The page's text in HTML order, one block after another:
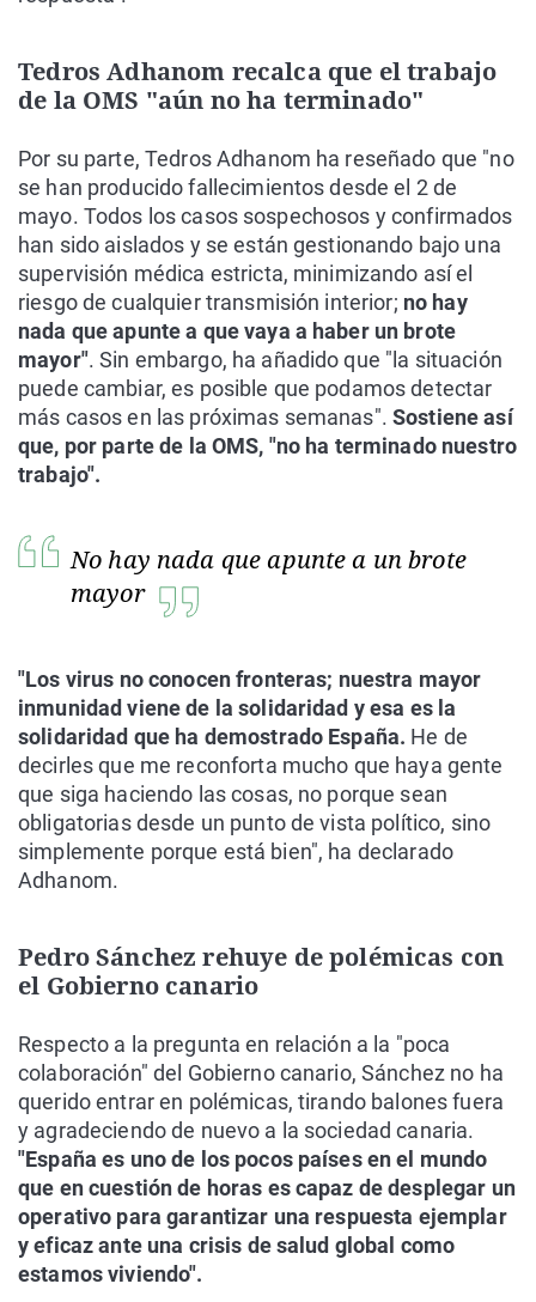
Tedros Adhanom recalca que el trabajo
de la OMS "aún no ha terminado"
Por su parte, Tedros Adhanom ha reseñado que "no
se han producido fallecimientos desde el 2 de
mayo. Todos los casos sospechosos y confirmados
han sido aislados y se están gestionando bajo una
supervisión médica estricta, minimizando así el
riesgo de cualquier transmisión interior; no hay
nada que apunte a que vaya a haber un brote
mayor". Sin embargo, ha añadido que "la situación
puede cambiar, es posible que podamos detectar
más casos en las próximas semanas". Sostiene así
que, por parte de la OMS, "no ha terminado nuestro
trabajo".
No hay nada que apunte a un brote
mayor
"Los virus no conocen fronteras; nuestra mayor
inmunidad viene de la solidaridad y esa es la
solidaridad que ha demostrado España. He de
decirles que me reconforta mucho que haya gente
que siga haciendo las cosas, no porque sean
obligatorias desde un punto de vista político, sino
simplemente porque está bien", ha declarado
Adhanom.
Pedro Sánchez rehuye de polémicas con
el Gobierno canario
Respecto a la pregunta en relación a la "poca
colaboración" del Gobierno canario, Sánchez no ha
querido entrar en polémicas, tirando balones fuera
y agradeciendo de nuevo a la sociedad canaria.
"España es uno de los pocos países en el mundo
que en cuestión de horas es capaz de desplegar un
operativo para garantizar una respuesta ejemplar
y eficaz ante una crisis de salud global como
estamos viviendo".